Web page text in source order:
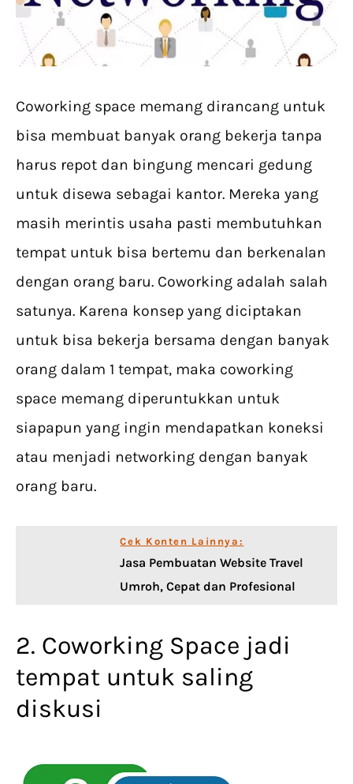
Coworking space memang dirancang untuk
bisa membuat banyak orang bekerja tanpa
harus repot dan bingung mencari gedung
untuk disewa sebagai kantor. Mereka yang
masih merintis usaha pasti membutuhkan
tempat untuk bisa bertemu dan berkenalan
dengan orang baru. Coworking adalah salah
satunya. Karena konsep yang diciptakan
untuk bisa bekerja bersama dengan banyak
orang dalam 1 tempat, maka coworking
space memang diperuntukkan untuk
siapapun yang ingin mendapatkan koneksi
atau menjadi networking dengan banyak
orang baru.
Cek Konten Lainnya:
Jasa Pembuatan Website Travel
Umroh, Cepat dan Profesional
2. Coworking Space jadi
tempat untuk saling
diskusi